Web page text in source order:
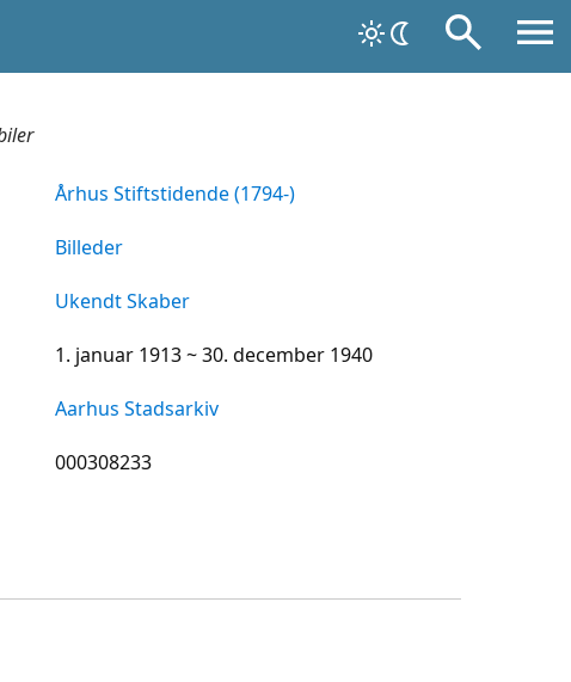
Århus Stiftstidende (1794-)
Billeder
Ukendt Skaber
1. januar 1913 ~ 30. december 1940
Aarhus Stadsarkiv
000308233